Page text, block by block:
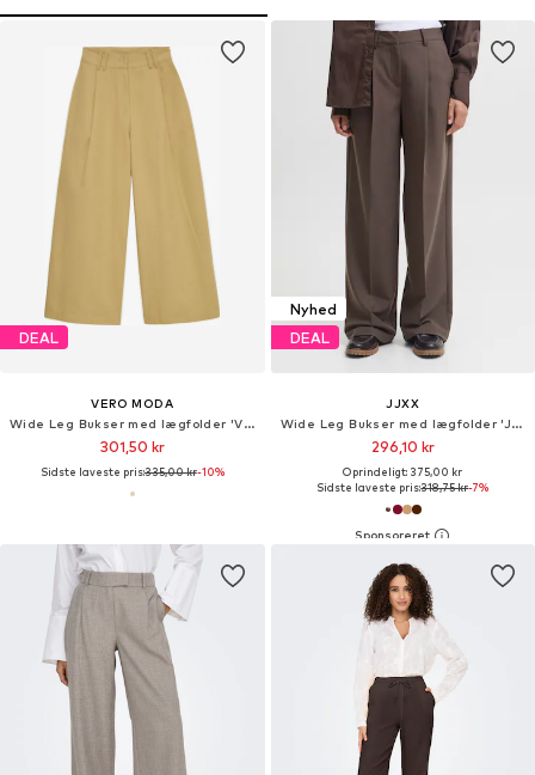
DEAL
VERO MODA
Wide Leg Bukser med lægfolder 'VMNova'
301,50 kr
Sidste laveste pris:335,00 kr-10%
Nyhed
DEAL
JJXX
Wide Leg Bukser med lægfolder 'JXELLIS'
296,10 kr
Oprindeligt: 375,00 kr
Sidste laveste pris:318,75 kr-7%